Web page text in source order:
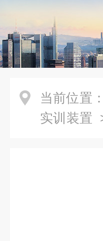
当前位置：
实训装置